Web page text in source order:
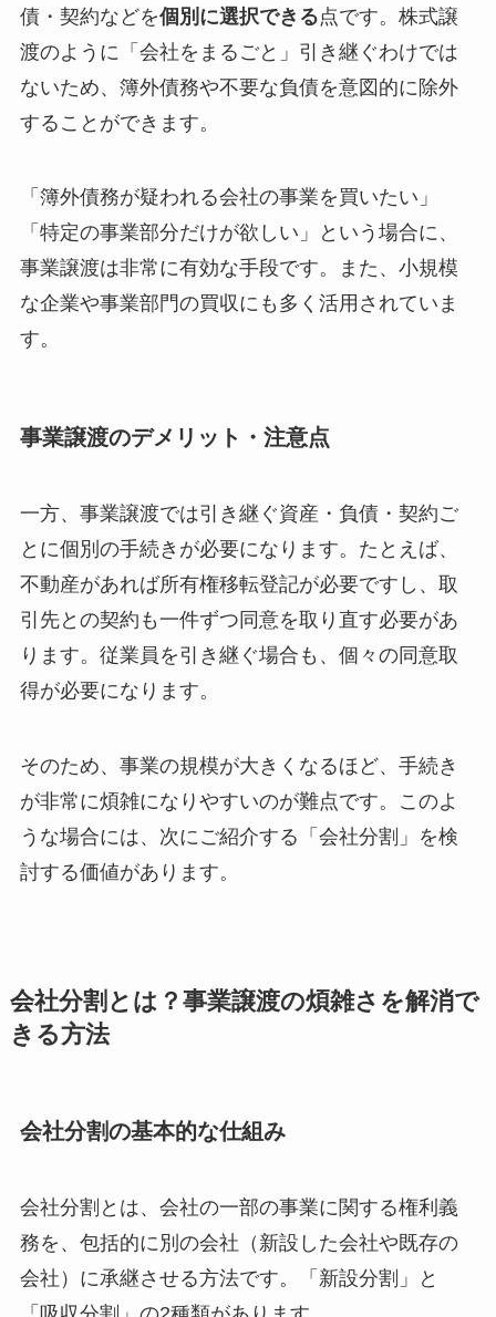
債・契約などを個別に選択できる点です。株式譲
渡のように「会社をまるごと」引き継ぐわけでは
ないため、簿外債務や不要な負債を意図的に除外
することができます。
「簿外債務が疑われる会社の事業を買いたい」
「特定の事業部分だけが欲しい」という場合に、
事業譲渡は非常に有効な手段です。また、小規模
な企業や事業部門の買収にも多く活用されていま
す。
事業譲渡のデメリット・注意点
一方、事業譲渡では引き継ぐ資産・負債・契約ご
とに個別の手続きが必要になります。たとえば、
不動産があれば所有権移転登記が必要ですし、取
引先との契約も一件ずつ同意を取り直す必要があ
ります。従業員を引き継ぐ場合も、個々の同意取
得が必要になります。
そのため、事業の規模が大きくなるほど、手続き
が非常に煩雑になりやすいのが難点です。このよ
うな場合には、次にご紹介する「会社分割」を検
討する価値があります。
会社分割とは？事業譲渡の煩雑さを解消で
きる方法
会社分割の基本的な仕組み
会社分割とは、会社の一部の事業に関する権利義
務を、包括的に別の会社（新設した会社や既存の
会社）に承継させる方法です。「新設分割」と